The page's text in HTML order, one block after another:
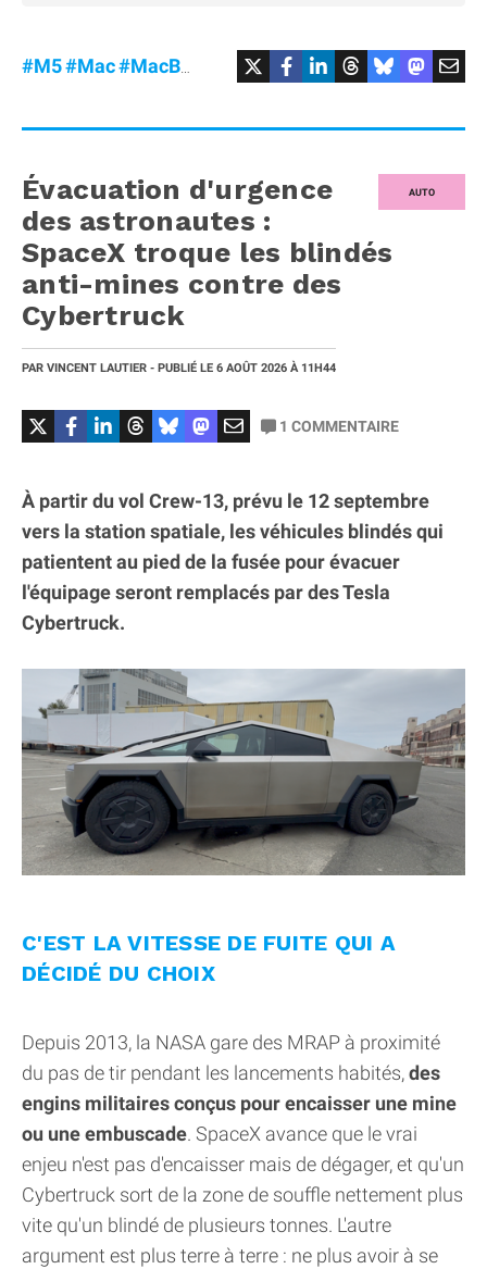
#M5#Mac#MacBookAir #Promo
AUTO
Évacuation d'urgence
des astronautes :
SpaceX troque les blindés
anti-mines contre des
Cybertruck
PAR VINCENT LAUTIER - PUBLIÉ LE 6 AOÛT 2026 À 11H44
1 COMMENTAIRE
À partir du vol Crew-13, prévu le 12 septembre
vers la station spatiale, les véhicules blindés qui
patientent au pied de la fusée pour évacuer
l'équipage seront remplacés par des Tesla
Cybertruck.
C'EST LA VITESSE DE FUITE QUI A
DÉCIDÉ DU CHOIX
Depuis 2013, la NASA gare des MRAP à proximité
du pas de tir pendant les lancements habités,des
engins militaires conçus pour encaisser une mine
ou une embuscade. SpaceX avance que le vrai
enjeu n'est pas d'encaisser mais de dégager, et qu'un
Cybertruck sort de la zone de souffle nettement plus
vite qu'un blindé de plusieurs tonnes. L'autre
argument est plus terre à terre : ne plus avoir à se